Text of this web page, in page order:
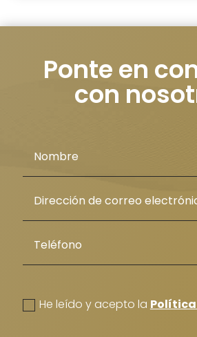
Ponte en
con
He leído y acepto la